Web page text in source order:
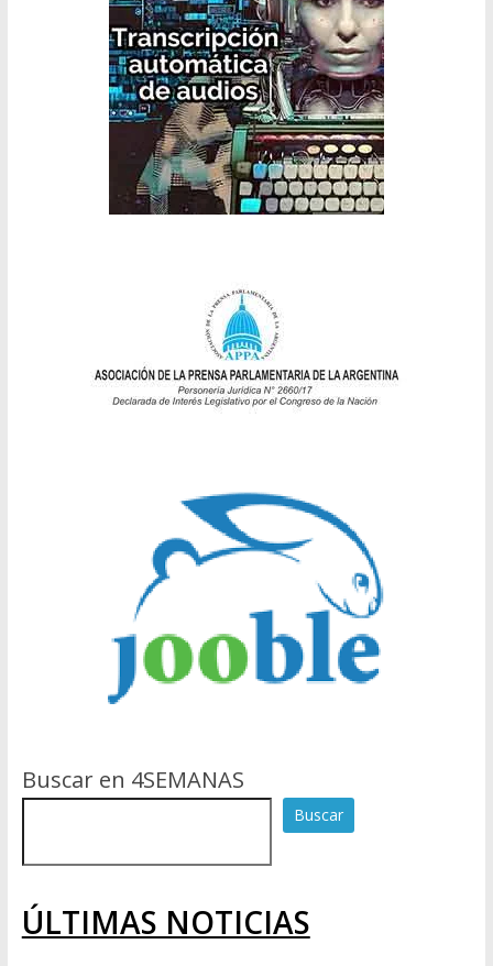
Buscar en 4SEMANAS
Buscar
ÚLTIMAS NOTICIAS